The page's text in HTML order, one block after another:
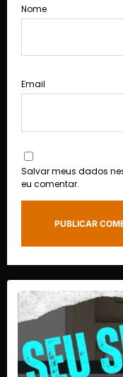
Nome
Email
Salvar meus dados
eu comentar.